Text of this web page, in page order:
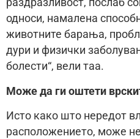
раздразливост, послаб
односи, намалена
животните барања,
дури и физички
болести“, вели таа.
Може да ги оштети
Исто како што нередот
расположението, може